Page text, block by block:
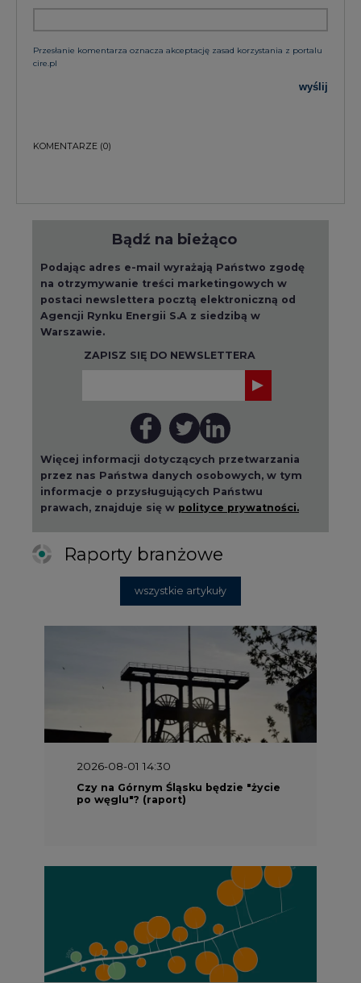
Przesłanie komentarza oznacza akceptację zasad korzystania z portalu
cire.pl
wyślij
KOMENTARZE (0)
Bądź na bieżąco
Podając adres e-mail wyrażają Państwo zgodę
na otrzymywanie treści marketingowych w
postaci newslettera pocztą elektroniczną od
Agencji Rynku Energii S.A z siedzibą w
Warszawie.
ZAPISZ SIĘ DO NEWSLETTERA
Więcej informacji dotyczących przetwarzania
przez nas Państwa danych osobowych, w tym
informacje o przysługujących Państwu
prawach, znajduje się w polityce prywatności.
Raporty branżowe
wszystkie artykuły
2026-08-01 14:30
Czy na Górnym Śląsku będzie "życie
po węglu"? (raport)